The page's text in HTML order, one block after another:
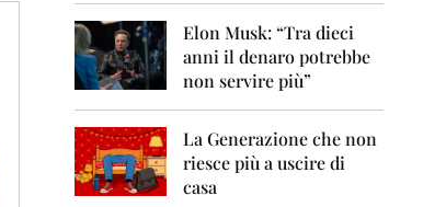
Elon Musk: “Tra dieci
anni il denaro potrebbe
non servire più”
La Generazione che non
riesce più a uscire di
casa